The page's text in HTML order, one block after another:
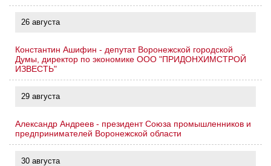
26 августа
Константин Ашифин - депутат Воронежской городской
Думы, директор по экономике ООО "ПРИДОНХИМСТРОЙ
ИЗВЕСТЬ"
29 августа
Александр Андреев - президент Союза промышленников и
предпринимателей Воронежской области
30 августа